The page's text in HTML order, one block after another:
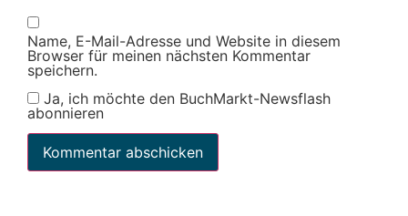
Name, E-Mail-Adresse und Website in diesem
Browser für meinen nächsten Kommentar
speichern.
Ja, ich möchte den BuchMarkt-Newsflash
abonnieren